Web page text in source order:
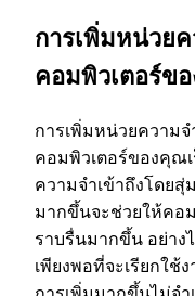
การเพิ่มหน่วย
คอมพิวเตอร์ข
การเพิ่มหน่วยความ
คอมพิวเตอร์ของคุณ
ความจําเข้าถึงโดยสุ่
มากขึ้นจะช่วยให้คอ
ราบรื่นมากขึ้น อย่า
เพียงพอที่จะเรียกใ